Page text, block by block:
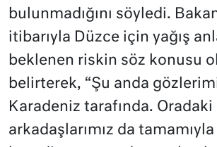
bulunmadığını söyledi.
itibarıyla Düzce için yağış
beklenen riskin söz konusu
belirterek, “Şu anda
Karadeniz tarafında. Oradaki
arkadaşlarımız da tamamıyla